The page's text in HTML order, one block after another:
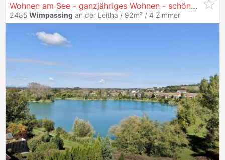
Wohnen am See - ganzjähriges Wohnen - schönes Einfamilienhaus in absoluter Ruhelage!
2485 Wimpassing an der Leitha / 92m² / 4 Zimmer